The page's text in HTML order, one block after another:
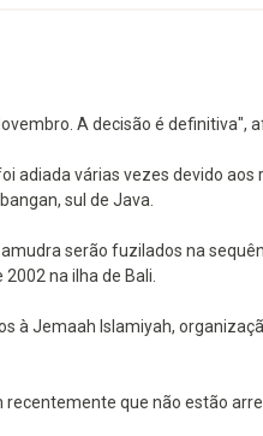
A decisão é
adiada várias vezes devido
sul de Java.
serão fuzilados na
na ilha de Bali.
à Jemaah Islamiyah,
que não estão